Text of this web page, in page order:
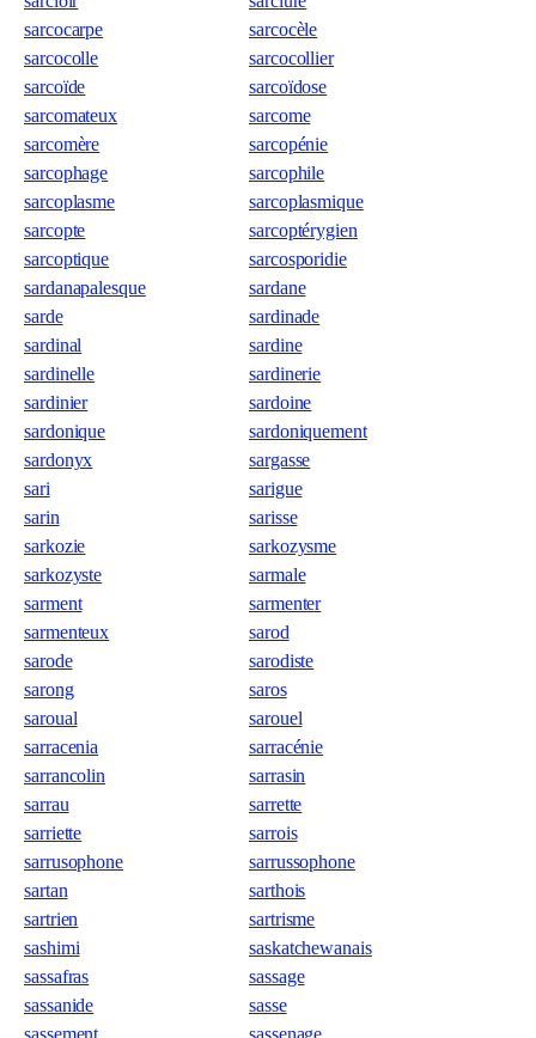
sarcocarpe
sarcocèle
sarcocolle
sarcocollier
sarcoïde
sarcoïdose
sarcomateux
sarcome
sarcomère
sarcopénie
sarcophage
sarcophile
sarcoplasme
sarcoplasmique
sarcopte
sarcoptérygien
sarcoptique
sarcosporidie
sardanapalesque
sardane
sarde
sardinade
sardinal
sardine
sardinelle
sardinerie
sardinier
sardoine
sardonique
sardoniquement
sardonyx
sargasse
sari
sarigue
sarin
sarisse
sarkozie
sarkozysme
sarkozyste
sarmale
sarment
sarmenter
sarmenteux
sarod
sarode
sarodiste
sarong
saros
saroual
sarouel
sarracenia
sarracénie
sarrancolin
sarrasin
sarrau
sarrette
sarriette
sarrois
sarrusophone
sarrussophone
sartan
sarthois
sartrien
sartrisme
sashimi
saskatchewanais
sassafras
sassage
sassanide
sasse
sassement
sassenage